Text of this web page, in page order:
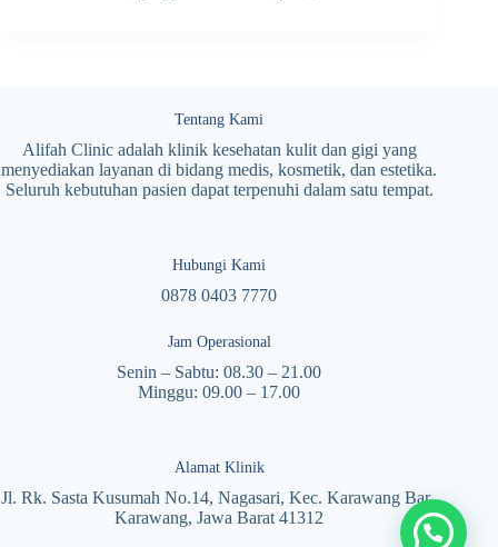
Tentang Kami
Alifah Clinic adalah klinik kesehatan kulit dan gigi yang
menyediakan layanan di bidang medis, kosmetik, dan estetika.
Seluruh kebutuhan pasien dapat terpenuhi dalam satu tempat.
Hubungi Kami
0878 0403 7770
Jam Operasional
Senin – Sabtu: 08.30 – 21.00
Minggu: 09.00 – 17.00
Alamat Klinik
Jl. Rk. Sasta Kusumah No.14, Nagasari, Kec. Karawang Bar.,
Karawang, Jawa Barat 41312